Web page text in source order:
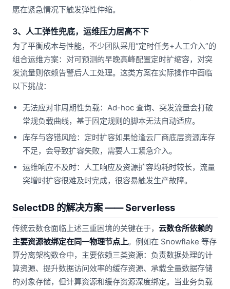
愿在紧急情况下触发弹性伸缩。
3、人工弹性兜底，运维压力居高不下
为了平衡成本与性能，不少团队采用“定时任务+人工介入”的
组合运维方案：对可预测的早晚高峰配置定时扩缩容，对突
发流量则依赖告警后人工处理。这类方案在实际操作中面临
以下挑战：
无法应对非周期性负载：Ad-hoc 查询、突发流量会打破
常规负载曲线，基于固定规则的脚本无法自动适应。
库存与容错风险：定时扩容如果恰逢云厂商底层资源库存
不足，会导致扩容失败，需要人工紧急介入。
运维响应不及时：人工响应及资源扩容均耗时较长，流量
突增时扩容很难及时完成，很容易触发生产故障。
SelectDB 的解决方案 —— Serverless
传统云数仓面临上述三重困境的关键在于， 云数仓所依赖的
主要资源被绑定在同一物理节点上。例如在 Snowflake 等存
算分离架构数仓中，主要依赖三类资源：负责数据处理的计
算资源、提升数据访问效率的缓存资源、承载全量数据存储
的对象存储，但计算资源和缓存资源深度绑定。当业务负载